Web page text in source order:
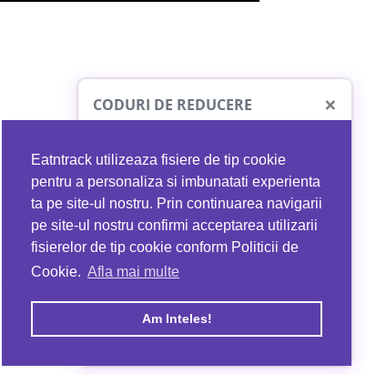
Eatntrack utilizeaza fisiere de tip cookie
pentru a personaliza si imbunatati experienta
ta pe site-ul nostru. Prin continuarea navigarii
pe site-ul nostru confirmi acceptarea utilizarii
fisierelor de tip cookie conform Politicii de
Cookie. Afla mai multe
Am Inteles!
CODURI DE REDUCERE ×
MYPROTEIN
Ai40%reducere la orice comandă
folosind codul EATTRACK